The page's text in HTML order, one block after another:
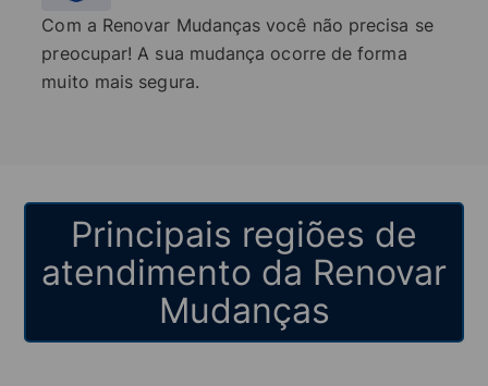
Com a Renovar Mudanças você não precisa se
preocupar! A sua mudança ocorre de forma
muito mais segura.
Principais regiões de
atendimento da Renovar
Mudanças